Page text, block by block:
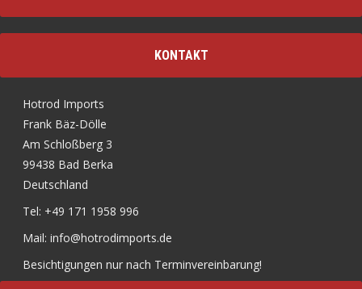
KONTAKT
Hotrod Imports
Frank Bäz-Dölle
Am Schloßberg 3
99438 Bad Berka
Deutschland
Tel: +49 171 1958 996
Mail: info@hotrodimports.de
Besichtigungen nur nach Terminvereinbarung!